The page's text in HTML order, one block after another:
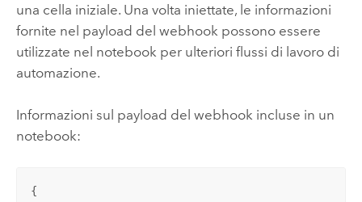
una cella iniziale. Una volta iniettate, le informazioni
fornite nel payload del webhook possono essere
utilizzate nel notebook per ulteriori flussi di lavoro di
automazione.
Informazioni sul payload del webhook incluse in un
notebook:
{